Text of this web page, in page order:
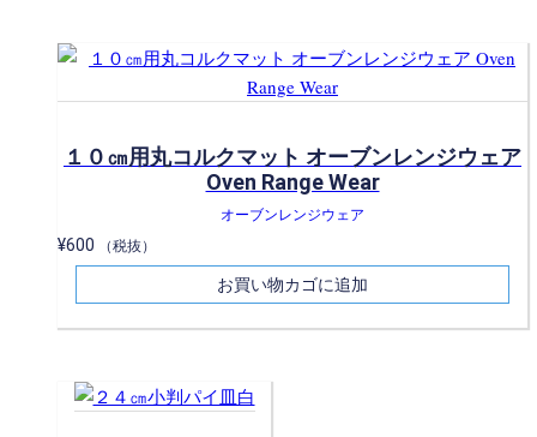
１０㎝用丸コルクマット オーブンレンジウェア
Oven Range Wear
オーブンレンジウェア
¥600 （税抜）
お買い物カゴに追加